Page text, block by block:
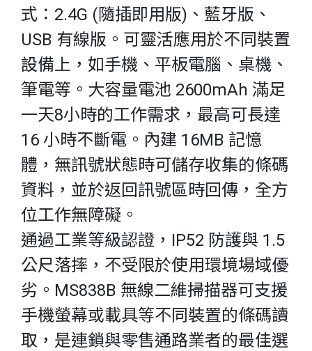
式：2.4G (隨插即用版)、藍牙版、
USB 有線版。可靈活應用於不同裝置
設備上，如手機、平板電腦、桌機、
筆電等。大容量電池 2600mAh 滿足
一天8小時的工作需求，最高可長達
16 小時不斷電。內建 16MB 記憶
體，無訊號狀態時可儲存收集的條碼
資料，並於返回訊號區時回傳，全方
位工作無障礙。
通過工業等級認證，IP52 防護與 1.5
公尺落摔，不受限於使用環境場域優
劣。MS838B 無線二維掃描器可支援
手機螢幕或載具等不同裝置的條碼讀
取，是連鎖與零售通路業者的最佳選